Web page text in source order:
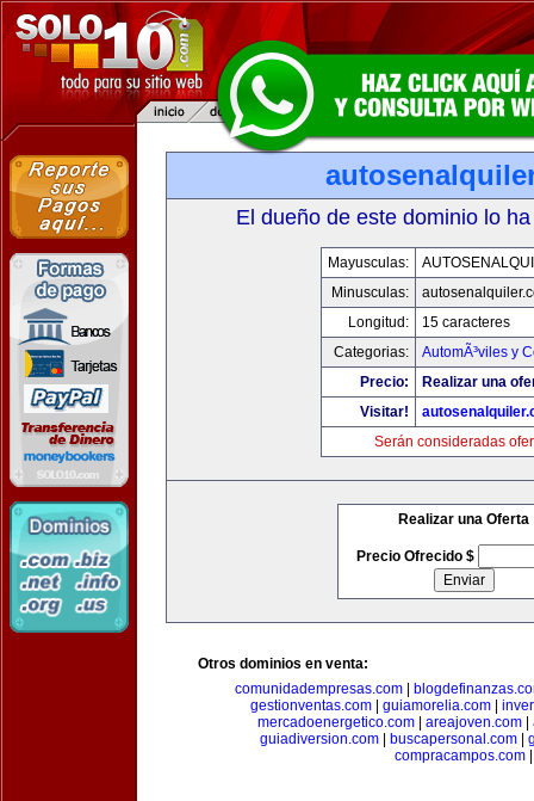
El dueño de este dominio lo
Mayusculas:
Minusculas:
Longitud:
15 caracteres
Categorias:
AutomÃ³viles y
Precio:
Realizar una
Visitar!
Serán consideradas
Realizar una Oferta
Precio Ofrecido $
Otros dominios en venta:
comunidadempresas.com|
gestionventas.com| guiamorelia.com|
mercadoenergetico.com| areajoven.com|
guiadiversion.com| buscapersonal.com|
compracampos.com